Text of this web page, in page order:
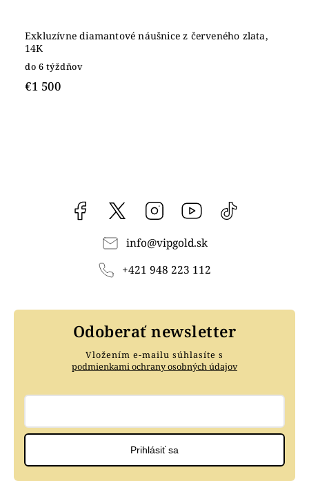
Exkluzívne diamantové náušnice z červeného zlata,
14K
do 6 týždňov
€1 500
Facebook vipgoldsk Instagram YouTube
info@vipgold.sk
+421 948 223 112
Odoberať newsletter
Vložením e-mailu súhlasíte s
podmienkami ochrany osobných údajov
Prihlásiť sa